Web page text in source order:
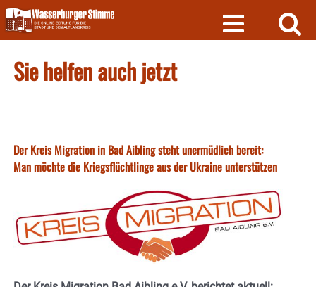
Skip
to
content
Sie helfen auch jetzt
Der Kreis Migration in Bad Aibling steht unermüdlich bereit:
Man möchte die Kriegsflüchtlinge aus der Ukraine unterstützen